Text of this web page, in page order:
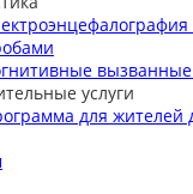
услуги
для жителей